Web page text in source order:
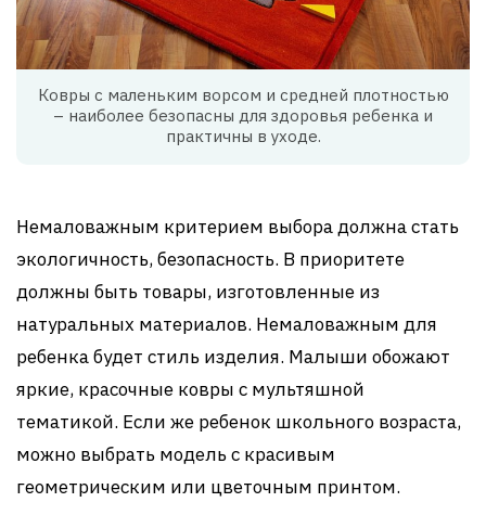
Ковры с маленьким ворсом и средней плотностью
– наиболее безопасны для здоровья ребенка и
практичны в уходе.
Немаловажным критерием выбора должна стать
экологичность, безопасность. В приоритете
должны быть товары, изготовленные из
натуральных материалов. Немаловажным для
ребенка будет стиль изделия. Малыши обожают
яркие, красочные ковры с мультяшной
тематикой. Если же ребенок школьного возраста,
можно выбрать модель с красивым
геометрическим или цветочным принтом.